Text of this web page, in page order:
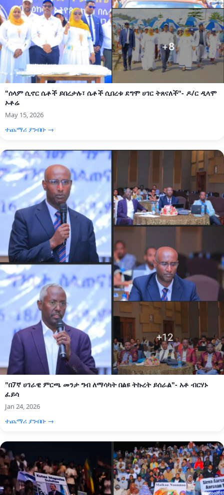
"ሰላም ሲኖር ሴቶች ይበረታሉ፣ ሴቶች ሲበረቱ ደግሞ ሀገር ትጸናለች"- ዶ/ር ዲላሞ
ኦቶሬ
May 15, 2026
ተጨማሪ ያንብቡ →
"በ7ኛ ሀገራዊ ምርጫ መንታ ግብ ለማሳካት በልዩ ትኩረት ይሰራል"- አቶ ብርሃኑ
ፈይሳ
Jan 24, 2026
ተጨማሪ ያንብቡ →